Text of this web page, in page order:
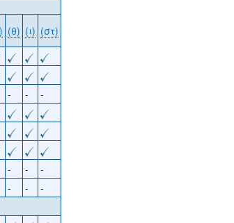
(θ) (ι) (στ)
- -
-
- -
-
- -
-